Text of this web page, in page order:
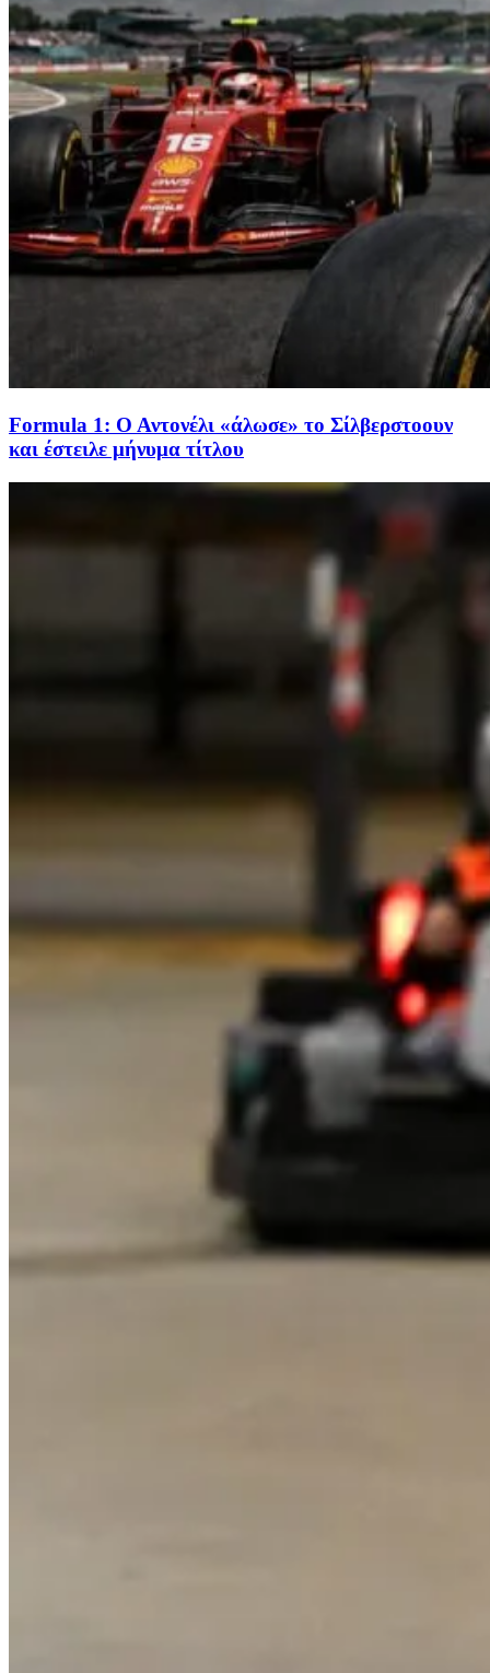
Formula 1: Ο Αντονέλι «άλωσε» το Σίλβερστοουν
και έστειλε μήνυμα τίτλου